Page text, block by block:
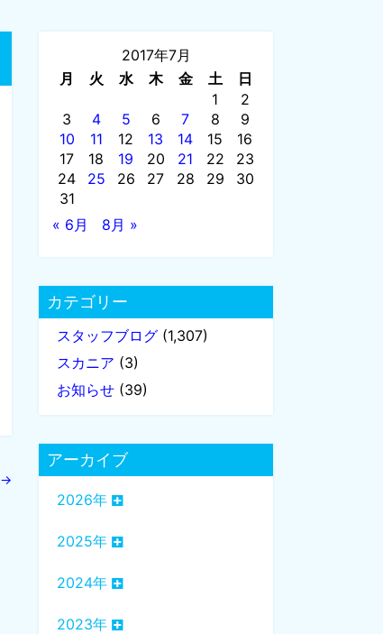
→
2017年7月
月
火 水 木 金 土
日
1
2
3
4 5 6 7 8
9
10
11 12 13 14 15
16
17
18 19 20 21 22
23
24
25 26 27 28 29
30
31
« 6月
8月 »
カテゴリー
スタッフブログ (1,307)
スカニア (3)
お知らせ (39)
アーカイブ
2026年
2025年
2024年
2023年